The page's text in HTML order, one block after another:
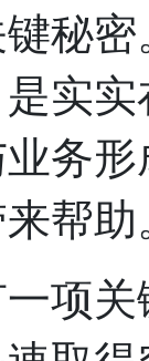
秘
实
务
帮助
项